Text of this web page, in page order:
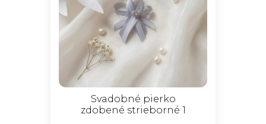
Svadobné pierko
zdobené strieborné 1